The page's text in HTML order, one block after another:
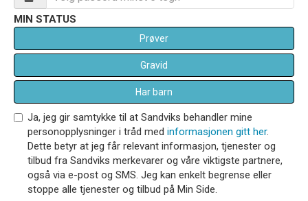
MIN STATUS
Prøver
Gravid
Har barn
Ja, jeg gir samtykke til at Sandviks behandler mine
personopplysninger i tråd med informasjonen gitt her.
Dette betyr at jeg får relevant informasjon, tjenester og
tilbud fra Sandviks merkevarer og våre viktigste partnere,
også via e-post og SMS. Jeg kan enkelt begrense eller
stoppe alle tjenester og tilbud på Min Side.